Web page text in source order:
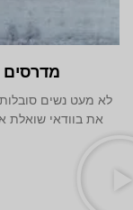
מדרסים
לא מעט נשים
את בוודאי שואלת